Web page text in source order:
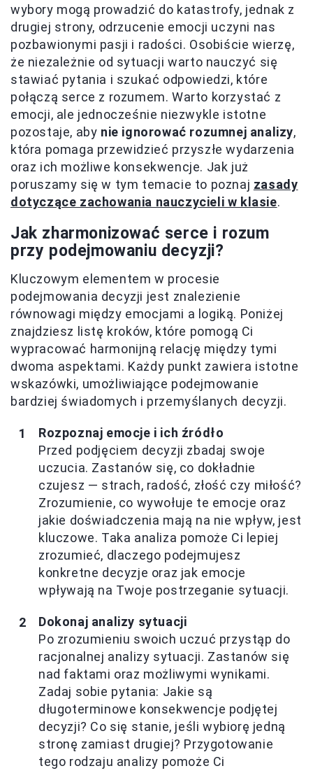
wybory mogą prowadzić do katastrofy, jednak z
drugiej strony, odrzucenie emocji uczyni nas
pozbawionymi pasji i radości. Osobiście wierzę,
że niezależnie od sytuacji warto nauczyć się
stawiać pytania i szukać odpowiedzi, które
połączą serce z rozumem. Warto korzystać z
emocji, ale jednocześnie niezwykle istotne
pozostaje, aby nie ignorować rozumnej analizy,
która pomaga przewidzieć przyszłe wydarzenia
oraz ich możliwe konsekwencje. Jak już
poruszamy się w tym temacie to poznaj zasady
dotyczące zachowania nauczycieli w klasie.
Jak zharmonizować serce i rozum
przy podejmowaniu decyzji?
Kluczowym elementem w procesie
podejmowania decyzji jest znalezienie
równowagi między emocjami a logiką. Poniżej
znajdziesz listę kroków, które pomogą Ci
wypracować harmonijną relację między tymi
dwoma aspektami. Każdy punkt zawiera istotne
wskazówki, umożliwiające podejmowanie
bardziej świadomych i przemyślanych decyzji.
Rozpoznaj emocje i ich źródło
Przed podjęciem decyzji zbadaj swoje
uczucia. Zastanów się, co dokładnie
czujesz — strach, radość, złość czy miłość?
Zrozumienie, co wywołuje te emocje oraz
jakie doświadczenia mają na nie wpływ, jest
kluczowe. Taka analiza pomoże Ci lepiej
zrozumieć, dlaczego podejmujesz
konkretne decyzje oraz jak emocje
wpływają na Twoje postrzeganie sytuacji.
Dokonaj analizy sytuacji
Po zrozumieniu swoich uczuć przystąp do
racjonalnej analizy sytuacji. Zastanów się
nad faktami oraz możliwymi wynikami.
Zadaj sobie pytania: Jakie są
długoterminowe konsekwencje podjętej
decyzji? Co się stanie, jeśli wybiorę jedną
stronę zamiast drugiej? Przygotowanie
tego rodzaju analizy pomoże Ci